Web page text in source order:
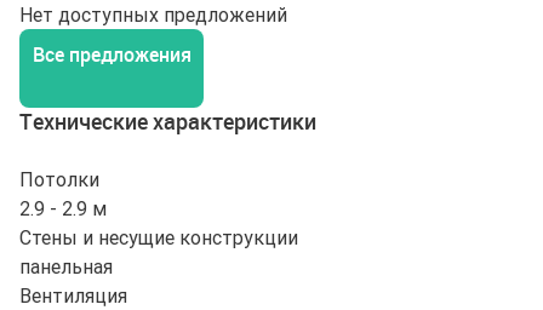
Нет доступных предложений
Все предложения
Технические характеристики
Потолки
2.9 - 2.9 м
Стены и несущие конструкции
панельная
Вентиляция